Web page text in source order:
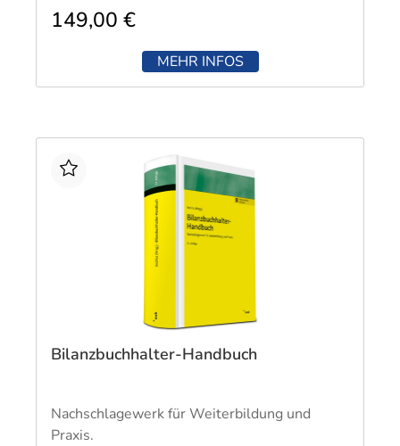
149,00 €
MEHR INFOS
Bilanzbuchhalter-Handbuch
Nachschlagewerk für Weiterbildung und
Praxis.